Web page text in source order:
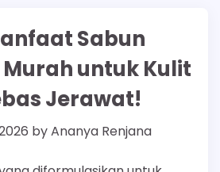
Sabun
untuk Kulit
Jerawat!
byAnanya Renjana